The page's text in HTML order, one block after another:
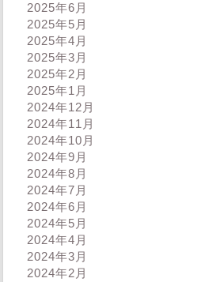
2025年6月
2025年5月
2025年4月
2025年3月
2025年2月
2025年1月
2024年12月
2024年11月
2024年10月
2024年9月
2024年8月
2024年7月
2024年6月
2024年5月
2024年4月
2024年3月
2024年2月